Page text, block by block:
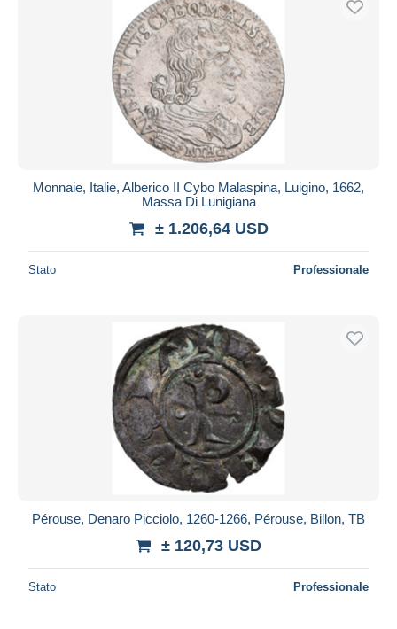
Monnaie, Italie, Alberico II Cybo Malaspina, Luigino, 1662,
Massa Di Lunigiana
± 1.206,64 USD
Stato Professionale
Pérouse, Denaro Picciolo, 1260-1266, Pérouse, Billon, TB
± 120,73 USD
Stato Professionale